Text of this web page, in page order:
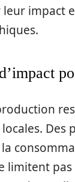
impact
Des
limitent